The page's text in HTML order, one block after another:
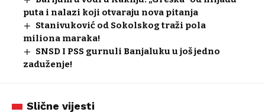
puta i nalazi koji otvaraju nova pitanja
Stanivuković od Sokolskog traži pola
miliona maraka!
SNSD I PSS gurnuli Banjaluku u još jedno
zaduženje!
Slične vijesti